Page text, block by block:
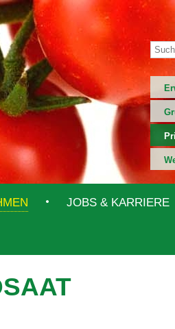
JOBS & KARRIERE